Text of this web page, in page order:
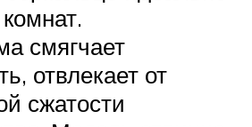
смягчает
отвлекает от
сжатости